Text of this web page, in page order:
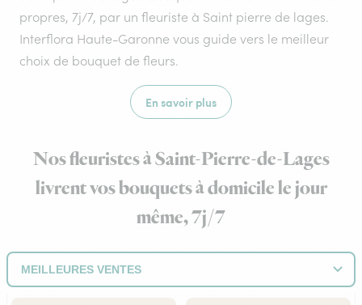
propres, 7j/7, par un fleuriste à Saint pierre de lages.
Interflora Haute-Garonne vous guide vers le meilleur
choix de bouquet de fleurs.
En savoir plus
Nos fleuristes à Saint-Pierre-de-Lages
livrent vos bouquets à domicile le jour
même, 7j/7